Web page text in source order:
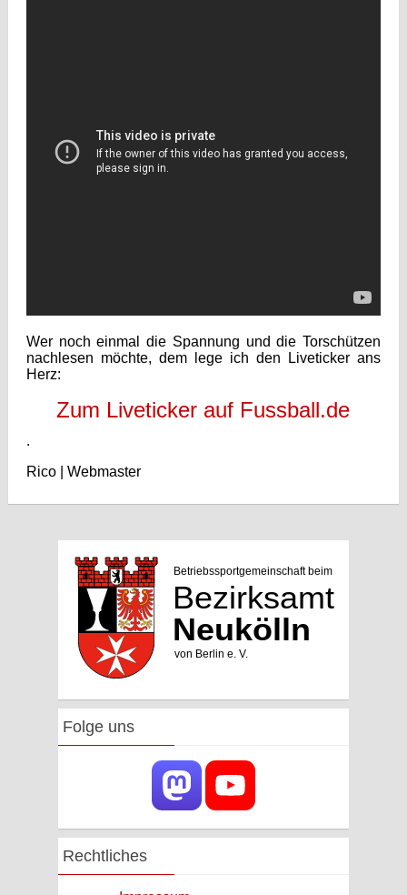
Wer noch einmal die Spannung und die Torschützen
nachlesen möchte, dem lege ich den Liveticker ans
Herz:
Zum Liveticker auf Fussball.de
.
Rico | Webmaster
Folge uns
Rechtliches